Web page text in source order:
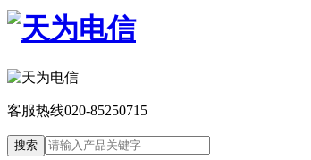
客服热线020-85250715